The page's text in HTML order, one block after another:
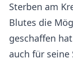
Sterben am
Blutes die
geschaffen
auch für